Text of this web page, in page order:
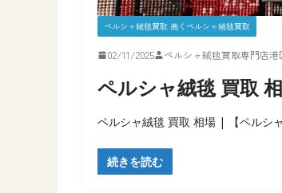
ペルシャ絨毯買取 高くペルシャ絨毯買取
02/11/2025 ペルシャ絨毯買取専門店港
ペルシャ絨毯 買取
ペルシャ絨毯 買取 相場 | 【ペルシ
続きを読む